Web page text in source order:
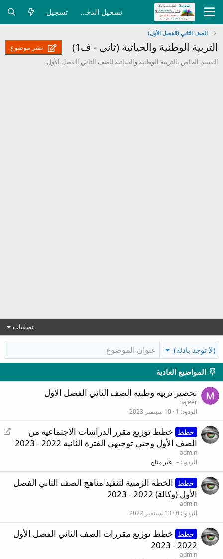
تسجيل الدخول تسجيل
الصف الثاني (الفصل الأول)
التربية الوطنية والحياتية (ثاني - ف1)
نشر موضوع
القسم الخاص بالتربية الوطنية والحياتية للصف الثاني الفصل الأول.
تصفيات
(لا توجد بادئة)
المواضيع العادية
تحضير تربيه وطنيه الصف الثاني الفصل الاول
hajeer
الردود 1 10 سبتمبر 2023
إ
خطط خطط توزيع مقرر الدراسات الاجتماعية من
الصف الأول وحتى توجيهي الفترة الثانية 2022 - 2023
admin
الردود – غير متاح
خطط الخطة الزمنية لتنفيذ مناهج الصف الثاني الفصل
الأول (وكالة) 2022 - 2023
admin
الردود 0 13 سبتمبر 2022
خطط خطط توزيع مقررات الصف الثاني الفصل الأول
2022 - 2023
admin